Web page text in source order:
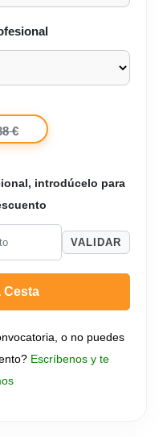
€
introdúcelo para
VALIDAR
Cesta
o no puedes
Escríbenos y te